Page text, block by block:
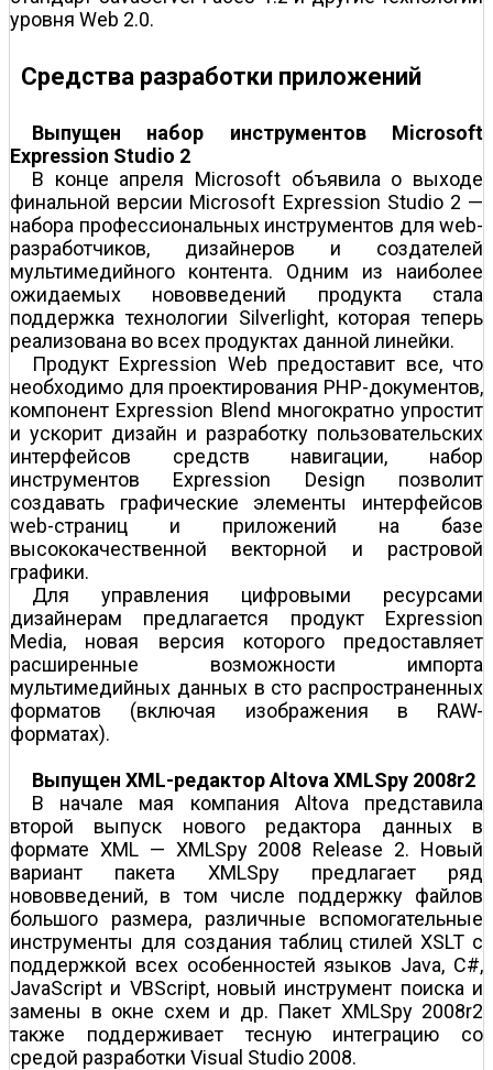
уровня Web 2.0.
Средства разработки приложений
Выпущен набор инструментов Microsoft
Expression Studio 2
В конце апреля Microsoft объявила о выходе
финальной версии Microsoft Expression Studio 2 —
набора профессиональных инструментов для web-
разработчиков, дизайнеров и создателей
мультимедийного контента. Одним из наиболее
ожидаемых нововведений продукта стала
поддержка технологии Silverlight, которая теперь
реализована во всех продуктах данной линейки.
Продукт Expression Web предоставит все, что
необходимо для проектирования PHP-документов,
компонент Expression Blend многократно упростит
и ускорит дизайн и разработку пользовательских
интерфейсов средств навигации, набор
инструментов Expression Design позволит
создавать графические элементы интерфейсов
web-страниц и приложений на базе
высококачественной векторной и растровой
графики.
Для управления цифровыми ресурсами
дизайнерам предлагается продукт Expression
Media, новая версия которого предоставляет
расширенные возможности импорта
мультимедийных данных в сто распространенных
форматов (включая изображения в RAW-
форматах).
Выпущен XML-редактор Altova XMLSpy 2008r2
В начале мая компания Altova представила
второй выпуск нового редактора данных в
формате XML — XMLSpy 2008 Release 2. Новый
вариант пакета XMLSpy предлагает ряд
нововведений, в том числе поддержку файлов
большого размера, различные вспомогательные
инструменты для создания таблиц стилей XSLT с
поддержкой всех особенностей языков Java, C#,
JavaScript и VBScript, новый инструмент поиска и
замены в окне схем и др. Пакет XMLSpy 2008r2
также поддерживает тесную интеграцию со
средой разработки Visual Studio 2008.